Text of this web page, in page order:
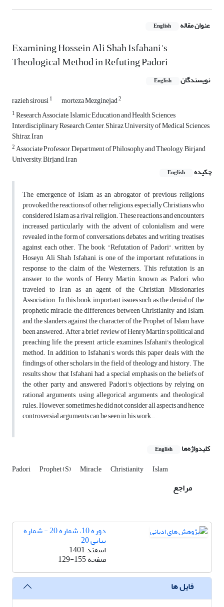
عنوان مقاله English
Examining Hossein Ali Shah Isfahani's
Theological Method in Refuting Padori
نویسندگان English
razieh sirousi1 morteza Mezginejad2
1Research Associate, Islamic Education and Health Sciences
Interdisciplinary Research Center, Shiraz University of Medical Sciences,
Shiraz, Iran
2Associate Professor, Department of Philosophy and Theology, Birjand
University, Birjand, Iran
چکیده
English
The emergence of Islam as an abrogator of previous religions
provoked the reactions of other religions, especially Christians who
considered Islam as a rival religion. These reactions and encounters
increased particularly with the advent of colonialism and were
revealed in the form of conversations, debates, and writing treatises
against each other. The book "Refutation of Padori", written by
Hoseyn Ali Shah Isfahani, is one of the important refutations in
response to the claim of the Westerners. This refutation is an
answer to the words of Henry Martin, known as Padori, who
traveled to Iran as an agent of the Christian Missionaries
Association. In this book, important issues such as the denial of the
prophetic miracle, the differences between Christianity and Islam,
and the slanders against the character of the Prophet of Islam have
been answered. After a brief review of Henry Martin's political and
preaching life, the present article examines Isfahani's theological
method. In addition to Isfahani's words, this paper deals with the
findings of other scholars in the field of theology and history. The
results show that Isfahani had a special emphasis on the beliefs of
the other party and answered Padori's objections by relying on
rational arguments, using allegorical arguments and theological
rules. However, sometimes he did not consider all aspects and hence
controversial arguments can be seen in his work..
کلیدواژه‌ها English
Padori Prophet (S) Miracle Christianity Islam
مراجع
دوره 10، شماره 20 - شماره
پیاپی 20
اسفند 1401
صفحه129-155
فایل ها